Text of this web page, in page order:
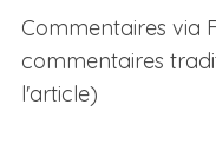
Commentaires via
commentaires
l'article)